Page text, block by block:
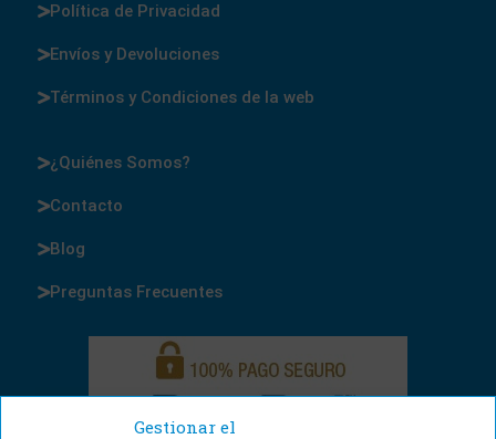
Gestionar el
Política de Privacidad
Envíos y Devoluciones
Términos y Condiciones de la web
¿Quiénes Somos?
Contacto
Blog
Preguntas Frecuentes